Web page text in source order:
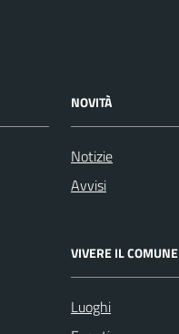
NOVITÀ
Notizie
Avvisi
VIVERE IL COMUNE
Luoghi